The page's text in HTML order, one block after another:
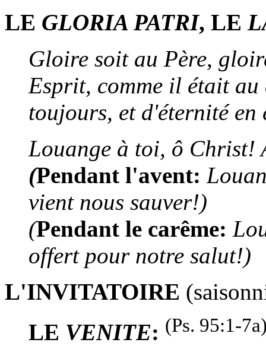
LE GLORIA PATRI, LE
Gloire soit au Père,
Esprit, comme il était au
toujours, et d'éternité en
Louange à toi, ô Christ!
(Pendant l'avent:
vient nous sauver!)
(Pendant le carême:
offert pour notre salut!)
L'INVITATOIRE
LE VENITE: (Ps. 95:1-